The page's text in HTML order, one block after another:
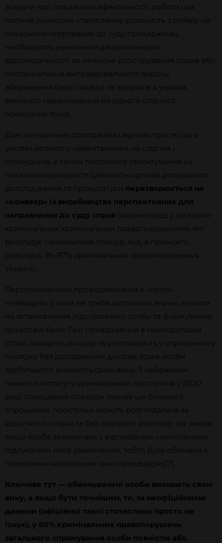
згадати про показники ефективності роботи цих
органів (кількісно-статистичну успішність з огляду на
показники скерованих до суду проваджень),
необхідність уникнення дисциплінарної
відповідальності за неякісне розслідування справ або
постановлення виправдувального вироку,
збереження своєї посади та здоров’я в умовах
великого навантаження на одного слідчого,
прокурора тощо.
Дані емпіричних досліджень свідчать про те, що в
умовах великого навантаження на слідчих і
прокурорів, а також постійного орієнтування на
показники розкриття діяльність органів досудового
розслідування та прокуратури перетворюється на
«конвеєр» із виробництва перспективних для
направлення до суду справ (насамперед у загально-
кримінальних кримінальних правопорушеннях, які
розслідує Національна поліція, яка, в принципі,
розслідує 95–97% кримінальних правопорушень в
Україні).
Перспективними провадженнями є «легкі»,
«очевидні», у яких не треба витрачати значні зусилля
на встановлення підозрюваної особи та формування
доказової бази. Такі провадження в найкоротший
строк доводять до суду та розглядають у спрощеному
порядку без дослідження доказів, адже особи
здебільшого визнають свою вину. З набранням
чинності інституту кримінальних проступків у 2020
році спрощений порядок зазнав ще більшого
спрощення: проступки можуть розглядатися за
відсутності сторін та без судового розгляду (за умови,
якщо особа звернулась з відповідним клопотанням,
підписаним його захисником, тобто була обізнана з
правовими наслідками такої процедури)[7].
Ключове тут — обвинувачені особи визнають свою
вину, а якщо бути точнішим, то, за неофіційними
даними (офіційної такої статистики просто не
існує), у 80% кримінальних правопорушень
загального спрямування особи повністю або